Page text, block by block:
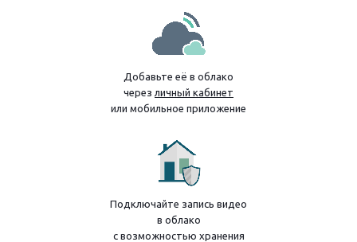
Добавьте её в облако
через личный кабинет
или мобильное приложение
Подключайте запись видео
в облако
с возможностью хранения